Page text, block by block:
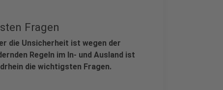
Fragen
die Unsicherheit ist wegen der
Regeln im In- und Ausland ist
die wichtigsten Fragen.